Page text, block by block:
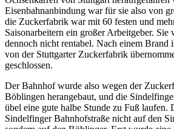
Eisenbahnanbindung war für sie also von
die Zuckerfabrik war mit 60 festen und
Saisonarbeitern ein großer Arbeitgeber. Sie
dennoch nicht rentabel. Nach einem Brand
von der Stuttgarter Zuckerfabrik
geschlossen.
Der Bahnhof wurde also wegen der
Böblingen herangebaut, und die
übel eine gute halbe Stunde zu Fuß laufen.
Sindelfinger Bahnhofstraße nicht auf den